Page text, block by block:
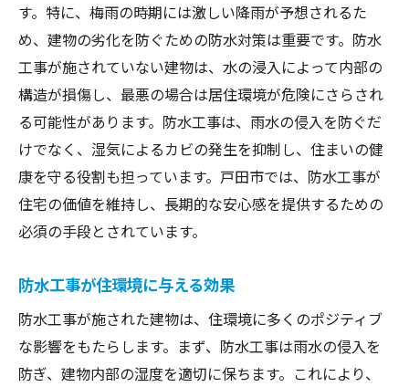
す。特に、梅雨の時期には激しい降雨が予想されるた
め、建物の劣化を防ぐための防水対策は重要です。防水
工事が施されていない建物は、水の浸入によって内部の
構造が損傷し、最悪の場合は居住環境が危険にさらされ
る可能性があります。防水工事は、雨水の侵入を防ぐだ
けでなく、湿気によるカビの発生を抑制し、住まいの健
康を守る役割も担っています。戸田市では、防水工事が
住宅の価値を維持し、長期的な安心感を提供するための
必須の手段とされています。
防水工事が住環境に与える効果
防水工事が施された建物は、住環境に多くのポジティブ
な影響をもたらします。まず、防水工事は雨水の侵入を
防ぎ、建物内部の湿度を適切に保ちます。これにより、